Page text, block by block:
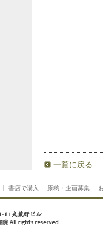
一覧に戻る
書店で購入 原稿・企画募集